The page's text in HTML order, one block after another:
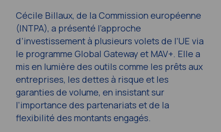
Cécile Billaux, de la Commission européenne
(INTPA), a présenté l’approche
d’investissement à plusieurs volets de l’UE via
le programme Global Gateway et MAV+. Elle a
mis en lumière des outils comme les prêts aux
entreprises, les dettes à risque et les
garanties de volume, en insistant sur
l’importance des partenariats et de la
flexibilité des montants engagés.